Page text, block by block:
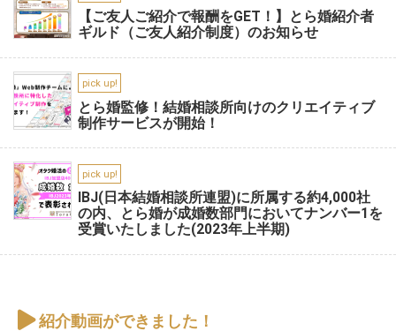
【ご友人ご紹介で報酬をGET！】とら婚紹介者
ギルド（ご友人紹介制度）のお知らせ
pick up!
とら婚監修！結婚相談所向けのクリエイティブ
制作サービスが開始！
pick up!
IBJ(日本結婚相談所連盟)に所属する約4,000社
の内、とら婚が成婚数部門においてナンバー1を
受賞いたしました(2023年上半期)
紹介動画ができました！